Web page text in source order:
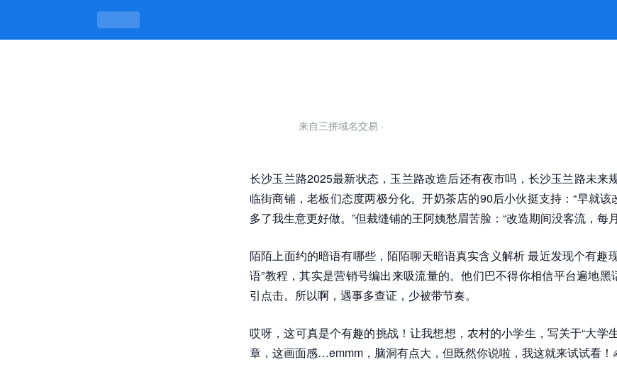
大学生特殊按摩店-凯发平台
来自三拼域名交易 ·
长沙玉兰路2025最新状态，玉兰路改造后还有夜市吗，长沙玉兰路未来
临街商铺，老板们态度两极分化。开奶茶店的90后小伙挺支持：“早就该
多了我生意更好做。”但裁缝铺的王阿姨愁眉苦脸：“改造期间没客流，每
陌陌上面约的暗语有哪些，陌陌聊天暗语真实含义解析 最近发现个有趣
语”教程，其实是营销号编出来吸流量的。他们巴不得你相信平台遍地黑
引点击。所以啊，遇事多查证，少被带节奏。
哎呀，这可真是个有趣的挑战！让我想想，农村的小学生，写关于“大学
章，这画面感…emmm，脑洞有点大，但既然你说啦，我这就来试试看